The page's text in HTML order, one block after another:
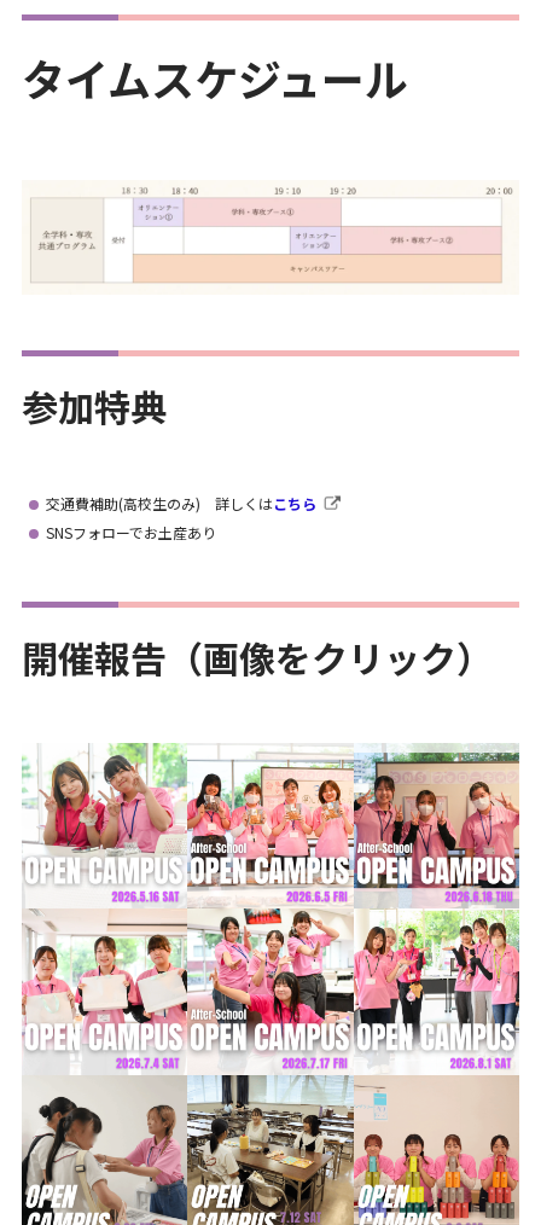
タイムスケジュール
参加特典
交通費補助(高校生のみ) 詳しくはこちら
SNSフォローでお土産あり
開催報告（画像をクリック）